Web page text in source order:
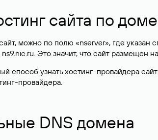
сайта по
можно по полю «nserver», где
Это значит, что сайт размещен на
способ узнать хостинг-провайдера
провайдера.
DNS домена